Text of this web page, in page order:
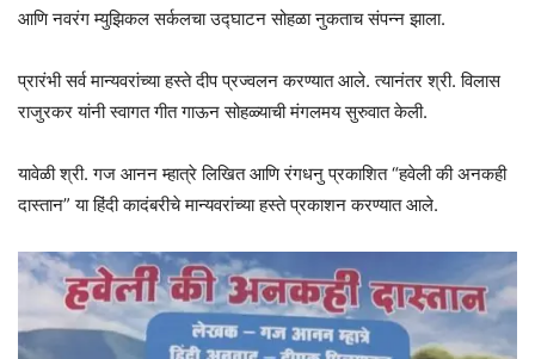
आणि नवरंग म्युझिकल सर्कलचा उद्घाटन सोहळा नुकताच संपन्न झाला.
प्रारंभी सर्व मान्यवरांच्या हस्ते दीप प्रज्वलन करण्यात आले. त्यानंतर श्री. विलास
राजुरकर यांनी स्वागत गीत गाऊन सोहळ्याची मंगलमय सुरुवात केली.
यावेळी श्री. गज आनन म्हात्रे लिखित आणि रंगधनु प्रकाशित “हवेली की अनकही
दास्तान” या हिंदी कादंबरीचे मान्यवरांच्या हस्ते प्रकाशन करण्यात आले.